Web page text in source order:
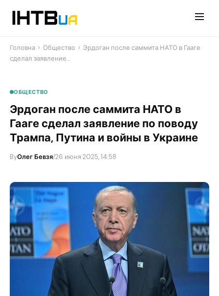
Головна › Общество › Эрдоган после саммита НАТО в Гааге
сделал заявление…
ОБЩЕСТВО
Эрдоган после саммита НАТО в
Гааге сделал заявление по поводу
Трампа, Путина и войны в Украине
ByОлег Бевзя/26 июня 2025, 14:58